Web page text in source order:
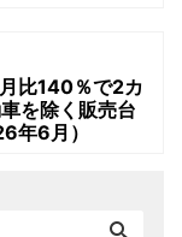
比140％で2カ
を除く販売台
年6月）